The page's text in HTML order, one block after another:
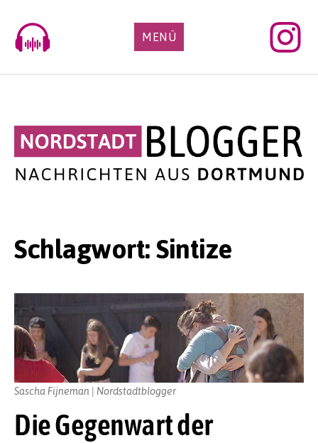
content
MENÜ
Schlagwort:Sintize
Die Gegenwart der
Sascha Fijneman | Nordstadtblogger